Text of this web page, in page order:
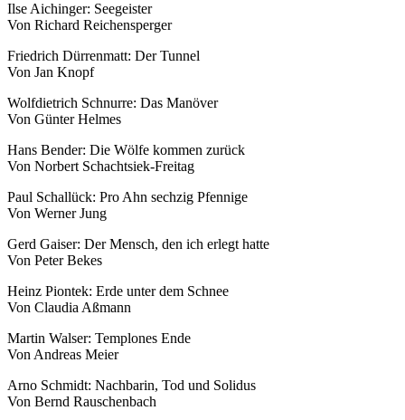
Ilse Aichinger: Seegeister
Von Richard Reichensperger
Friedrich Dürrenmatt: Der Tunnel
Von Jan Knopf
Wolfdietrich Schnurre: Das Manöver
Von Günter Helmes
Hans Bender: Die Wölfe kommen zurück
Von Norbert Schachtsiek-Freitag
Paul Schallück: Pro Ahn sechzig Pfennige
Von Werner Jung
Gerd Gaiser: Der Mensch, den ich erlegt hatte
Von Peter Bekes
Heinz Piontek: Erde unter dem Schnee
Von Claudia Aßmann
Martin Walser: Templones Ende
Von Andreas Meier
Arno Schmidt: Nachbarin, Tod und Solidus
Von Bernd Rauschenbach